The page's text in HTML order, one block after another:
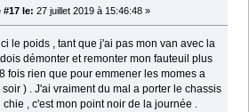
#17 le: 27 juillet 2019 à 15:46:48 »
le poids , tant que j'ai pas mon van avec la
démonter et remonter mon fauteuil plus
fois rien que pour emmener les momes a
) . J'ai vraiment du mal a porter le chassis
, c'est mon point noir de la journée .